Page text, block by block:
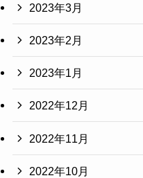
2023年3月
2023年2月
2023年1月
2022年12月
2022年11月
2022年10月